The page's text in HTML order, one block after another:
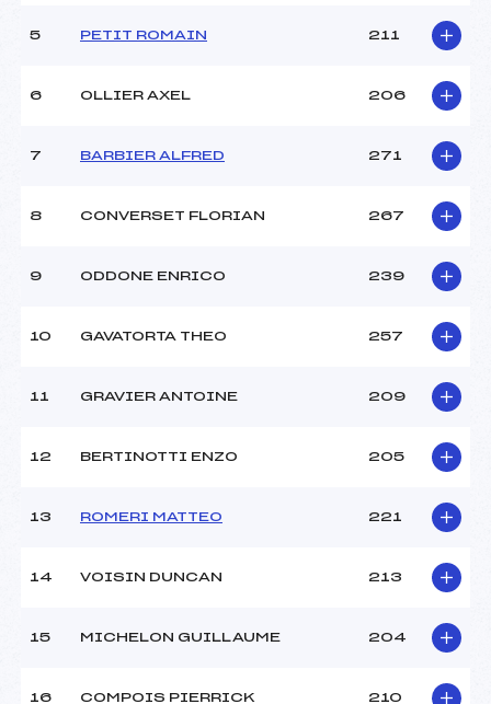
CAD->SEN
5 PETIT ROMAIN 211
6 OLLIER AXEL 206
7 BARBIER ALFRED 271
8 CONVERSET FLORIAN 267
9 ODDONE ENRICO 239
10 GAVATORTA THEO 257
11 GRAVIER ANTOINE 209
12 BERTINOTTI ENZO 205
13 ROMERI MATTEO 221
14 VOISIN DUNCAN 213
15 MICHELON GUILLAUME 204
16 COMPOIS PIERRICK 210